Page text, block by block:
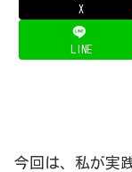
X
LINE
今回は、私が実